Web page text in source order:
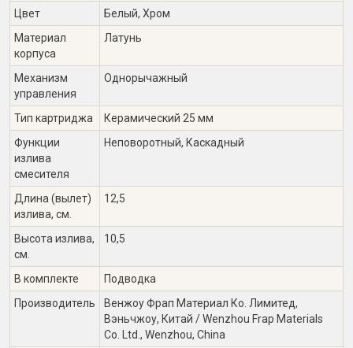
Цвет
Белый, Хром
Материал
корпуса
Латунь
Механизм
управления
Однорычажный
Тип картриджа
Керамический 25 мм
Функции
излива
смесителя
Неповоротный, Каскадный
Длина (вылет)
излива, см.
12,5
Высота излива,
см.
10,5
В комплекте
Подводка
Производитель
Венжоу Фрап Материал Ко. Лимитед,
Вэньчжоу, Китай / Wenzhou Frap Materials
Co. Ltd., Wenzhou, China